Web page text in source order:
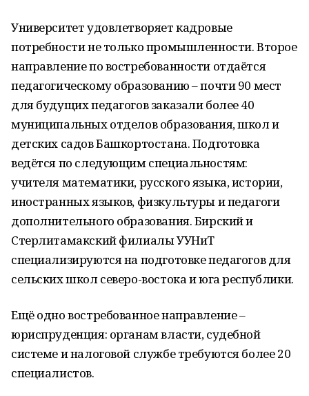
Университет удовлетворяет кадровые
потребности не только промышленности. Второе
направление по востребованности отдаётся
педагогическому образованию – почти 90 мест
для будущих педагогов заказали более 40
муниципальных отделов образования, школ и
детских садов Башкортостана. Подготовка
ведётся по следующим специальностям:
учителя математики, русского языка, истории,
иностранных языков, физкультуры и педагоги
дополнительного образования. Бирский и
Стерлитамакский филиалы УУНиТ
специализируются на подготовке педагогов для
сельских школ северо-востока и юга республики.
Ещё одно востребованное направление –
юриспруденция: органам власти, судебной
системе и налоговой службе требуются более 20
специалистов.